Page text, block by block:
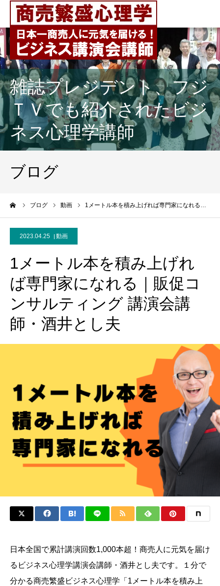
雑誌プレジデント、フジ
ＴＶでも紹介されたビジ
ネス心理学講師
ブログ
ブログ 動画 1メートル本を積み上げれば専門家になれる…
2023.04.25 動画
1メートル本を積み上げれ
ば専門家になれる｜販促コ
ンサルティング 講演会講
師・酒井とし夫
日本全国で累計講演回数1,000本超！商売人に元気を届け
るビジネス心理学講演会講師・酒井とし夫です。１分で
分かる商売繁盛ビジネス心理学「1メートル本を積み上